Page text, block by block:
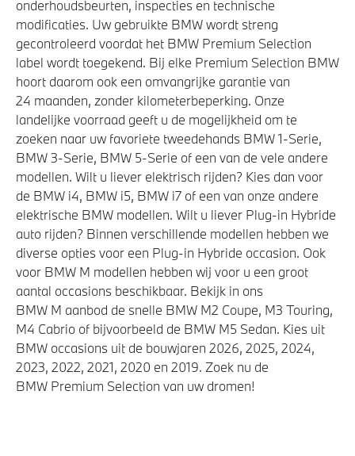
onderhoudsbeurten, inspecties en technische
modificaties. Uw gebruikte BMW wordt streng
gecontroleerd voordat het BMW Premium Selection
label wordt toegekend. Bij elke Premium Selection BMW
hoort daarom ook een omvangrijke garantie van
24 maanden, zonder kilometerbeperking. Onze
landelijke voorraad geeft u de mogelijkheid om te
zoeken naar uw favoriete tweedehands BMW 1-Serie,
BMW 3-Serie, BMW 5-Serie of een van de vele andere
modellen. Wilt u liever elektrisch rijden? Kies dan voor
de BMW i4, BMW i5, BMW i7 of een van onze andere
elektrische BMW modellen. Wilt u liever Plug-in Hybride
auto rijden? Binnen verschillende modellen hebben we
diverse opties voor een Plug-in Hybride occasion. Ook
voor BMW M modellen hebben wij voor u een groot
aantal occasions beschikbaar. Bekijk in ons
BMW M aanbod de snelle BMW M2 Coupe, M3 Touring,
M4 Cabrio of bijvoorbeeld de BMW M5 Sedan. Kies uit
BMW occasions uit de bouwjaren 2026, 2025, 2024,
2023, 2022, 2021, 2020 en 2019. Zoek nu de
BMW Premium Selection van uw dromen!